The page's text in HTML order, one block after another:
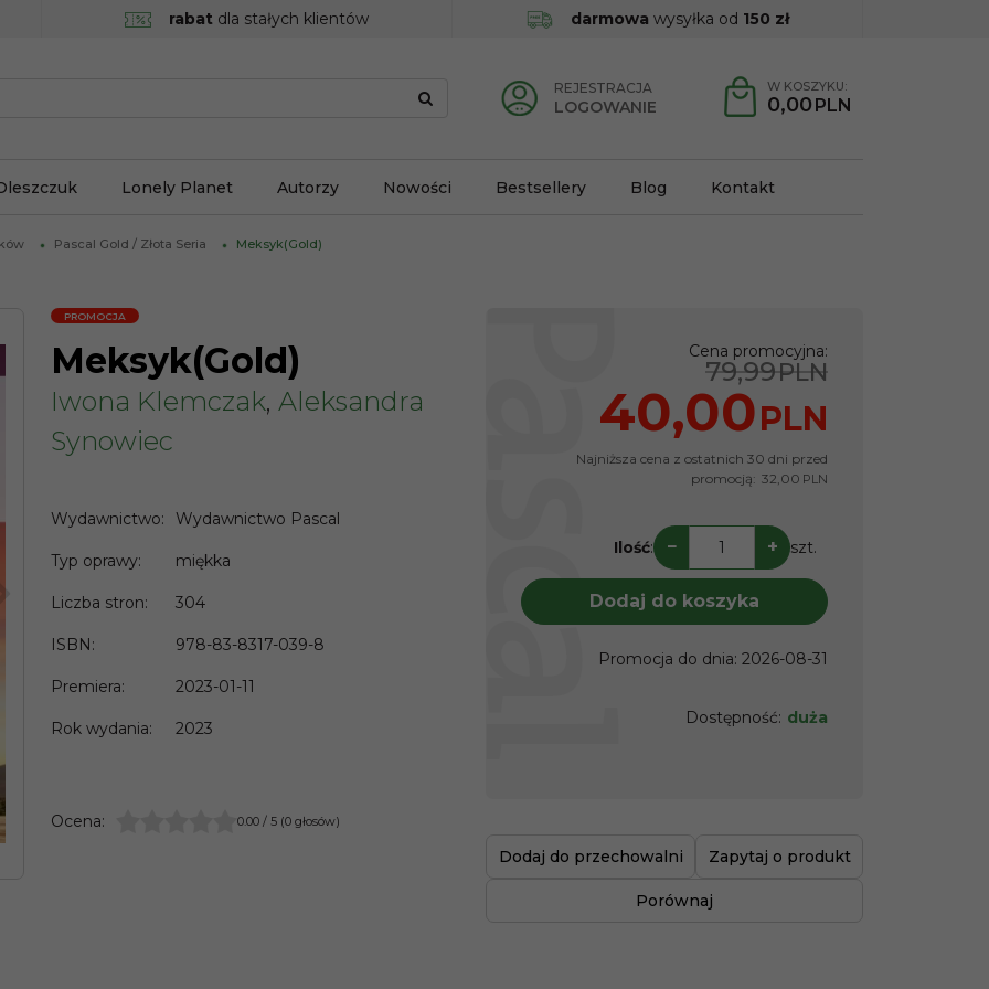
rabat dla stałych klientów darmowa wysyłka od 150 zł
REJESTRACJA
LOGOWANIE
W KOSZYKU:
0,00 PLN
Lonely Planet Autorzy Nowości Bestsellery Blog Kontakt
Pascal Gold / Złota Seria Meksyk(Gold)
PROMOCJA
Meksyk(Gold)
Iwona Klemczak, Aleksandra
Synowiec
Wydawnictwo: Wydawnictwo Pascal
Typ oprawy: miękka
Liczba stron: 304
ISBN: 978-83-8317-039-8
Premiera: 2023-01-11
Rok wydania: 2023
Ocena: 0.00 / 5 (0 głosów)
Cena promocyjna:
79,99PLN
40,00PLN
Najniższa cena z ostatnich 30 dni przed
promocją: 32,00 PLN
Ilość: − + szt.
Dodaj do koszyka
Promocja do dnia: 2026-08-31
Dostępność: duża
Dodaj do przechowalni Zapytaj o produkt
Porównaj